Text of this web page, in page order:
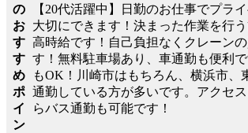
の
お
す
す
め
ポ
イ
ン
【20代活躍中】日勤のお仕事でプラ
大切にできます！決まった作業を行
高時給です！自己負担なくクレーン
す！無料駐車場あり、車通勤も便利
もOK！川崎市はもちろん、横浜市、
通勤している方が多いです。アクセ
らバス通勤も可能です！